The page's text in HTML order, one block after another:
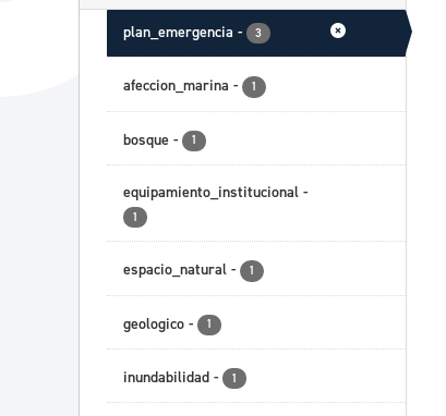
plan_emergencia - 3
afeccion_marina - 1
bosque - 1
equipamiento_institucional -
1
espacio_natural - 1
geologico - 1
inundabilidad - 1